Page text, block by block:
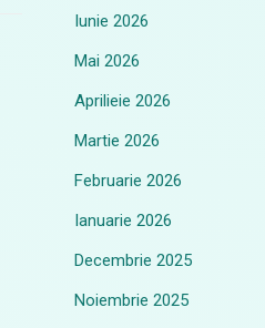
Iunie 2026
Mai 2026
Aprilieie 2026
Martie 2026
Februarie 2026
Ianuarie 2026
Decembrie 2025
Noiembrie 2025